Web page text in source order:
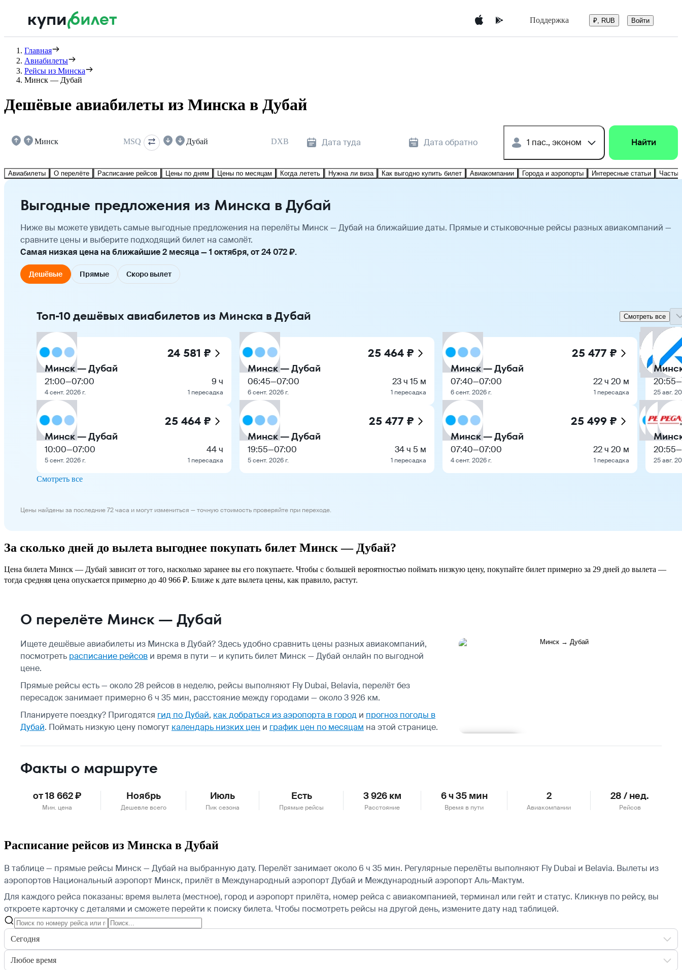
Поддержка ₽, RUB Войти
Главная
Авиабилеты
Рейсы из Минска
Минск — Дубай
Дешёвые авиабилеты из Минска в Дубай
Минск MSQ Дубай DXB Дата туда Дата обратно 1 пас., эконом Найти
Авиабилеты О перелёте Расписание рейсов Цены по дням Цены по месяцам Когда лететь Нужна ли виза Как выгодно купить билет Авиакомпании Города и аэропорты Интересные статьи
Выгодные предложения из Минска в Дубай
Ниже вы можете увидеть самые выгодные предложения на перелёты Минск — Дубай на ближайшие даты. Прямые и стыковочные рейсы разных авиакомпаний —
сравните цены и выберите подходящий билет на самолёт.
Самая низкая цена на ближайшие 2 месяца — 1 октября, от 24 072 ₽.
Дешёвые Прямые Скоро вылет
Топ-10 дешёвых авиабилетов из Минска в Дубай Смотреть все
24 581 ₽
Минск — Дубай
21:00—07:00
4 сент. 2026 г.
9 ч
1 пересадка
25 464 ₽
Минск — Дубай
10:00—07:00
5 сент. 2026 г.
44 ч
1 пересадка
25 464 ₽
Минск — Дубай
06:45—07:00
6 сент. 2026 г.
23 ч 15 м
1 пересадка
25 477 ₽
Минск — Дубай
19:55—07:00
5 сент. 2026 г.
34 ч 5 м
1 пересадка
25 477 ₽
Минск — Дубай
07:40—07:00
6 сент. 2026 г.
22 ч 20 м
1 пересадка
25 499 ₽
Минск — Дубай
07:40—07:00
4 сент. 2026 г.
22 ч 20 м
1 пересадка
20:55—
25 авг.
20:55—
25 авг.
Смотреть все
Цены найдены за последние 72 часа и могут измениться — точную стоимость проверяйте при переходе.
За сколько дней до вылета выгоднее покупать билет Минск — Дубай?
Цена билета Минск — Дубай зависит от того, насколько заранее вы его покупаете. Чтобы с большей вероятностью поймать низкую цену, покупайте билет примерно за 29 дней до вылета —
тогда средняя цена опускается примерно до 40 966 ₽. Ближе к дате вылета цены, как правило, растут.
О перелёте Минск — Дубай
Ищете дешёвые авиабилеты из Минска в Дубай? Здесь удобно сравнить цены разных авиакомпаний,
посмотреть расписание рейсов и время в пути — и купить билет Минск — Дубай онлайн по выгодной
цене.
Прямые рейсы есть — около 28 рейсов в неделю, рейсы выполняют Fly Dubai, Belavia, перелёт без
пересадок занимает примерно 6 ч 35 мин, расстояние между городами — около 3 926 км.
Планируете поездку? Пригодятся гид по Дубай, как добраться из аэропорта в город и прогноз погоды в
Дубай. Поймать низкую цену помогут календарь низких цен и график цен по месяцам на этой странице.
Факты о маршруте
от 18 662 ₽
Мин. цена
Ноябрь
Дешевле всего
Июль
Пик сезона
Есть
Прямые рейсы
3 926 км
Расстояние
6 ч 35 мин
Время в пути
2
Авиакомпании
28 / нед.
Рейсов
Расписание рейсов из Минска в Дубай
В таблице — прямые рейсы Минск — Дубай на выбранную дату. Перелёт занимает около 6 ч 35 мин. Регулярные перелёты выполняют Fly Dubai и Belavia. Вылеты из
аэропортов Национальный аэропорт Минск, прилёт в Международный аэропорт Дубай и Международный аэропорт Аль-Мактум.
Для каждого рейса показаны: время вылета (местное), город и аэропорт прилёта, номер рейса с авиакомпанией, терминал или гейт и статус. Кликнув по рейсу, вы
откроете карточку с деталями и сможете перейти к поиску билета. Чтобы посмотреть рейсы на другой день, измените дату над таблицей.
Сегодня
Любое время